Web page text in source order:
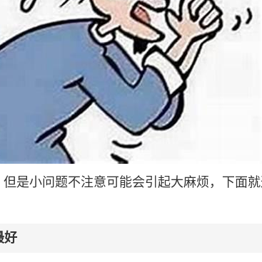
是小问题不注意可能会引起大麻烦，下面
好